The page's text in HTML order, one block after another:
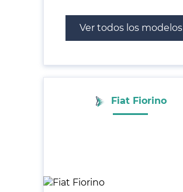
Ver todos los modelos
Fiat Fiorino